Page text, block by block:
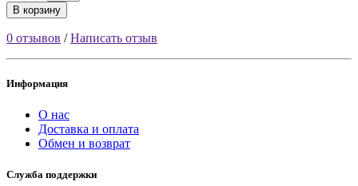
В корзину
0 отзывов /Написать отзыв
Информация
О нас
Доставка и оплата
Обмен и возврат
Служба поддержки